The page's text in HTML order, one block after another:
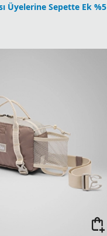
Üyelerine Sepette Ek %5